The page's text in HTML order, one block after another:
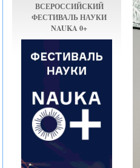
ВСЕРОССИЙСКИЙ
ФЕСТИВАЛЬ НАУКИ
NAUKA 0+